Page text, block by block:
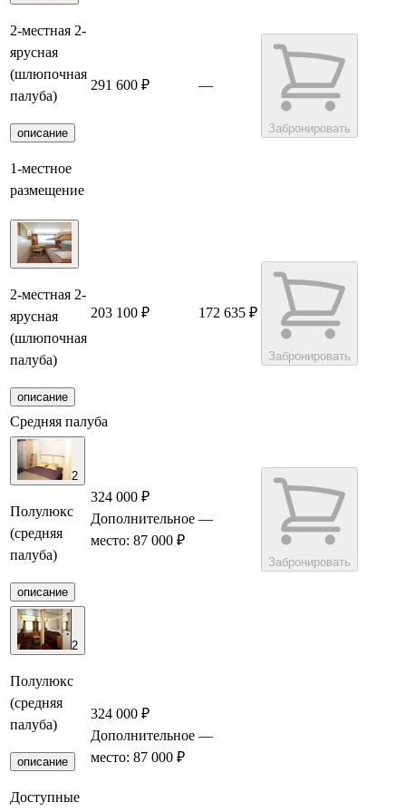
2-местная 2-
ярусная
(шлюпочная
палуба)
описание
1-местное
размещение
291 600 ₽ —
Забронировать
2-местная 2-
ярусная
(шлюпочная
палуба)
описание
203 100 ₽ 172 635 ₽
Забронировать
Средняя палуба
2
Полулюкс
(средняя
палуба)
описание
324 000 ₽
Дополнительное
место: 87 000 ₽
—
Забронировать
2
Полулюкс
(средняя
палуба)
описание
Доступные
324 000 ₽
Дополнительное
место: 87 000 ₽
—